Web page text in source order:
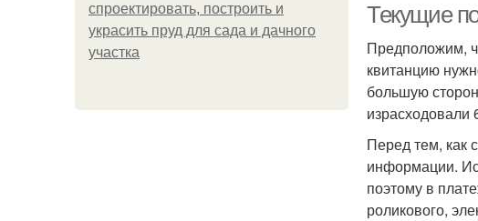
спроектировать, построить и
украсить пруд для сада и дачного
участка
Текущие
Предположим,
квитанцию
большую
израсходовали
Перед тем, как
информации.
поэтому в
роликового,